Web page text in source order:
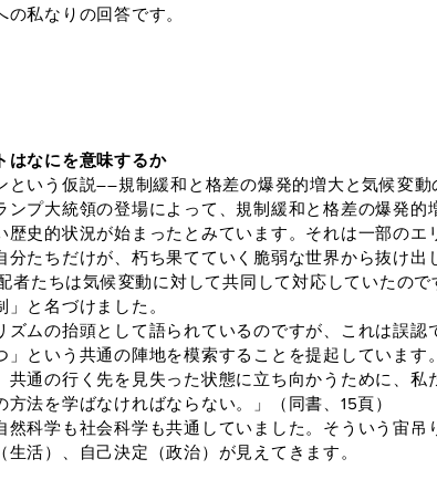
私なりの回答です。
はなにを意味するか
いう仮説――規制緩和と格差の爆発的増大と気候変動
プ大統領の登場によって、規制緩和と格差の爆発的
史的状況が始まったとみています。それは一部の
たちだけが、朽ち果てていく脆弱な世界から抜け出
者たちは気候変動に対して共同して対応していたの
と名づけました。
ムの抬頭として語られているのですが、これは誤認
という共通の陣地を模索することを提起しています。
通の行く先を見失った状態に立ち向かうために、私
法を学ばなければならない。」（同書、15頁）
科学も社会科学も共通していました。そういう宙吊
活）、自己決定（政治）が見えてきます。